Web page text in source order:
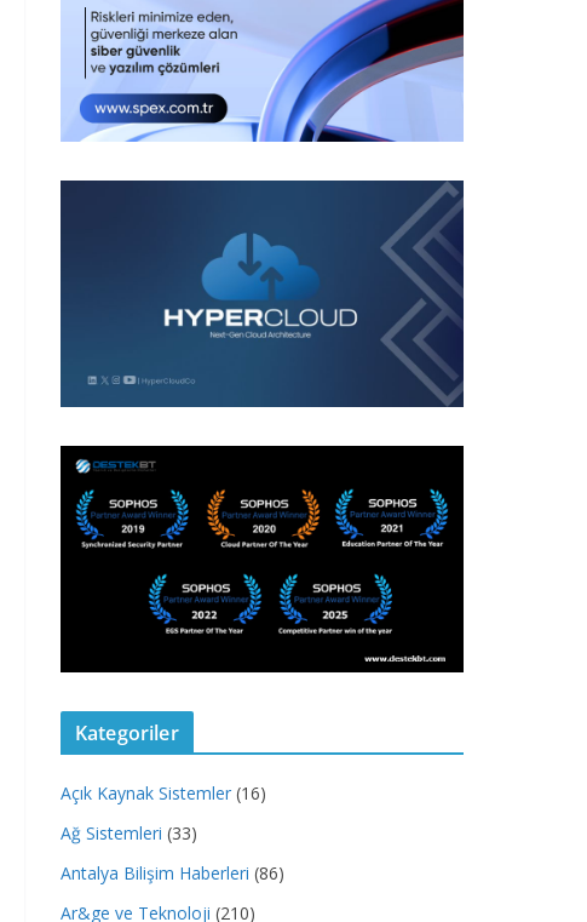
Kategoriler
Açık Kaynak Sistemler (16)
Ağ Sistemleri (33)
Antalya Bilişim Haberleri (86)
Ar&ge ve Teknoloji (210)